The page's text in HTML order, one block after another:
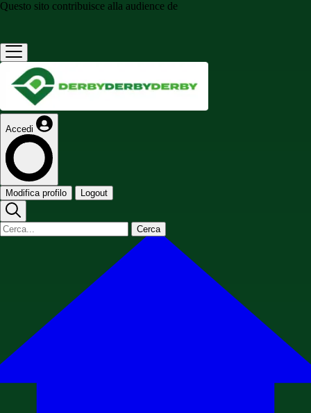
Questo sito contribuisce alla audience de
Accedi
Modifica profilo Logout
Cerca